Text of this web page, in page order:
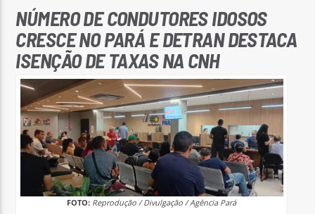
Arara Azul FM
NÚMERO DE CONDUTORES IDOSOS
CRESCE NO PARÁ E DETRAN DESTACA
ISENÇÃO DE TAXAS NA CNH
FOTO: Reprodução / Divulgação / Agência Pará